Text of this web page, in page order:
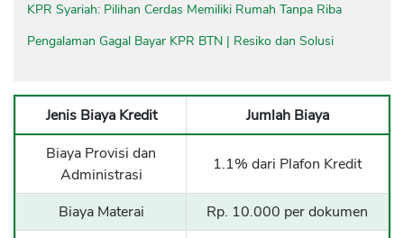
KPR Syariah: Pilihan Cerdas Memiliki Rumah Tanpa Riba
Pengalaman Gagal Bayar KPR BTN | Resiko dan Solusi
Jenis Biaya Kredit
Jumlah Biaya
Biaya Provisi dan
Administrasi
1.1% dari Plafon Kredit
Biaya Materai
Rp. 10.000 per dokumen